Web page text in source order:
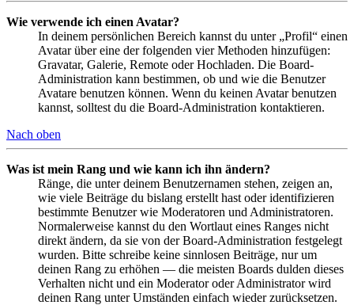
Wie verwende ich einen Avatar?
In deinem persönlichen Bereich kannst du unter „Profil“ einen
Avatar über eine der folgenden vier Methoden hinzufügen:
Gravatar, Galerie, Remote oder Hochladen. Die Board-
Administration kann bestimmen, ob und wie die Benutzer
Avatare benutzen können. Wenn du keinen Avatar benutzen
kannst, solltest du die Board-Administration kontaktieren.
Nach oben
Was ist mein Rang und wie kann ich ihn ändern?
Ränge, die unter deinem Benutzernamen stehen, zeigen an,
wie viele Beiträge du bislang erstellt hast oder identifizieren
bestimmte Benutzer wie Moderatoren und Administratoren.
Normalerweise kannst du den Wortlaut eines Ranges nicht
direkt ändern, da sie von der Board-Administration festgelegt
wurden. Bitte schreibe keine sinnlosen Beiträge, nur um
deinen Rang zu erhöhen — die meisten Boards dulden dieses
Verhalten nicht und ein Moderator oder Administrator wird
deinen Rang unter Umständen einfach wieder zurücksetzen.